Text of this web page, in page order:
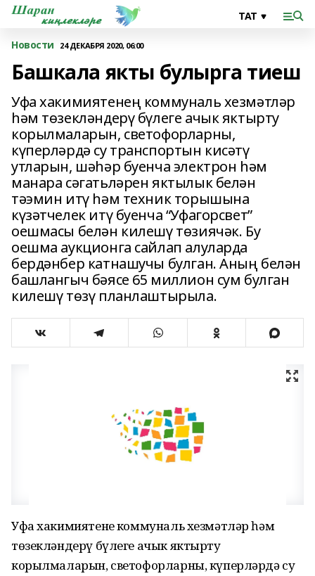
Новости 24 ДЕКАБРЯ 2020, 06:00
Башкала якты булырга тиеш
Уфа хакимиятенең коммуналь хезмәтләр
һәм төзекләндерү бүлеге ачык яктырту
корылмаларын, светофорларны,
күперләрдә су транспортын кисәтү
утларын, шәһәр буенча электрон һәм
манара сәгатьләрен яктылык белән
тәэмин итү һәм техник торышына
күзәтчелек итү буенча “Уфагорсвет”
оешмасы белән килешү төзиячәк. Бу
оешма аукционга сайлап алуларда
бердәнбер катнашучы булган. Аның белән
башлангыч бәясе 65 миллион сум булган
килешү төзү планлаштырыла.
Уфа хакимиятенең коммуналь хезмәтләр һәм
төзекләндерү бүлеге ачык яктырту
корылмаларын, светофорларны, күперләрдә су